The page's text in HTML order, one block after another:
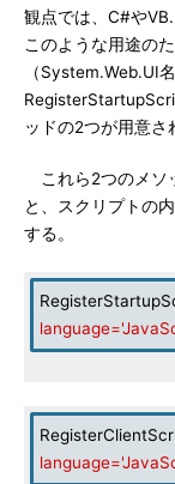
観点では、C#や
このような用途の
（System.Web.UI
ッドの2つが用意さ
これら2つのメソ
と、スクリプトの
する。